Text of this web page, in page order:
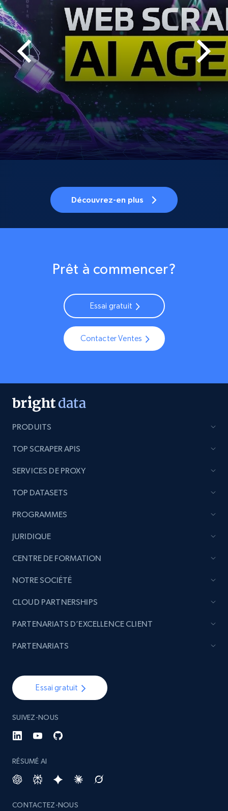
Découvrez-en plus
Prêt à commencer?
Essai gratuit
Contacter Ventes
PRODUITS
TOP SCRAPER APIS
SERVICES DE PROXY
TOP DATASETS
PROGRAMMES
JURIDIQUE
CENTRE DE FORMATION
NOTRE SOCIÉTÉ
Essai gratuit
SUIVEZ-NOUS
RÉSUMÉ AI
CONTACTEZ-NOUS
CLOUD PARTNERSHIPS
PARTENARIATS D’EXCELLENCE CLIENT
PARTENARIATS